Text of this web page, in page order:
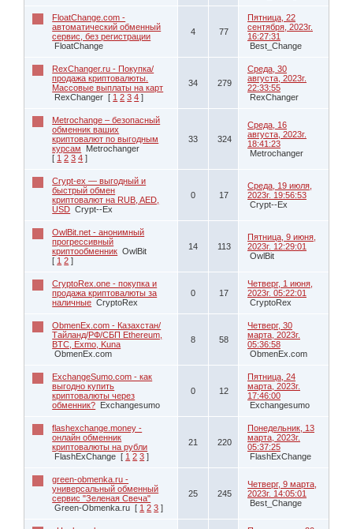
FloatChange.com -
автоматический обменный
сервис, без регистрации
FloatChange
4 77
Пятница, 22
сентября, 2023г.
16:27:31
Best_Change
RexChanger.ru - Покупка/
продажа криптовалюты.
Массовые выплаты на карт
RexChanger [ 1 2 3 4 ]
34 279
Среда, 30
августа, 2023г.
22:33:55
RexChanger
Metrochange – безопасный
обменник ваших
криптовалют по выгодным
курсам
Metrochanger
[ 1 2 3 4 ]
33 324
Среда, 16
августа, 2023г.
18:41:23
Metrochanger
Crypt-ex — выгодный и
быстрый обмен
криптовалют на RUB, AED,
USD Crypt--Ex
0 17
Среда, 19 июля,
2023г. 19:56:53
Crypt--Ex
OwlBit.net - анонимный
прогрессивный
криптообменник OwlBit
[ 1 2 ]
14 113
Пятница, 9 июня,
2023г. 12:29:01
OwlBit
CryptoRex.one - покупка и
продажа криптовалюты за
наличные CryptoRex
0 17
Четверг, 1 июня,
2023г. 05:22:01
CryptoRex
ObmenEx.com - Казахстан/
Тайланд/РФ/СБП Ethereum,
BTC, Exmo, Kuna
ObmenEx.com
8 58
Четверг, 30
марта, 2023г.
05:36:58
ObmenEx.com
ExchangeSumo.com - как
выгодно купить
криптовалюты через
обменник? Exchangesumo
0 12
Пятница, 24
марта, 2023г.
17:46:00
Exchangesumo
flashexchange.money -
онлайн обменник
криптовалюты на рубли
FlashExChange [ 1 2 3 ]
21 220
Понедельник, 13
марта, 2023г.
05:37:25
FlashExChange
green-obmenka.ru -
универсальный обменный
сервис "Зеленая Свеча"
Green-Obmenka.ru [ 1 2 3 ]
25 245
Четверг, 9 марта,
2023г. 14:05:01
Best_Change